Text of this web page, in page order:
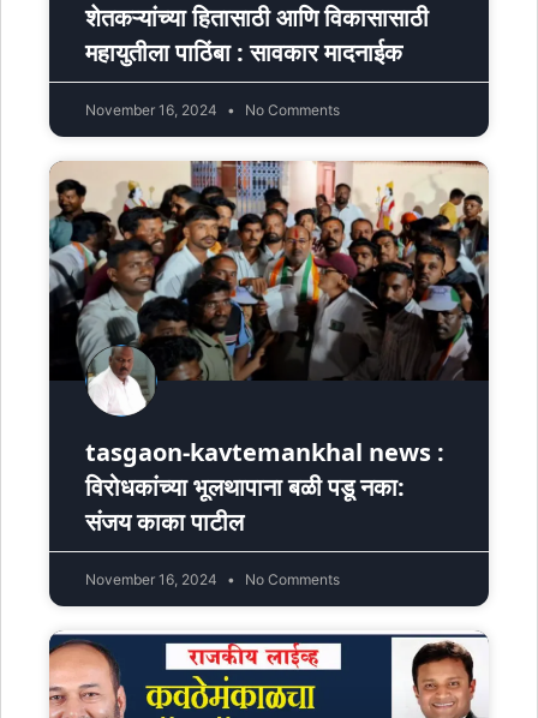
शेतकऱ्यांच्या हितासाठी आणि विकासासाठी
महायुतीला पाठिंबा : सावकार मादनाईक
November 16, 2024 No Comments
tasgaon-kavtemankhal news :
विरोधकांच्या भूलथापाना बळी पडू नका:
संजय काका पाटील
November 16, 2024 No Comments